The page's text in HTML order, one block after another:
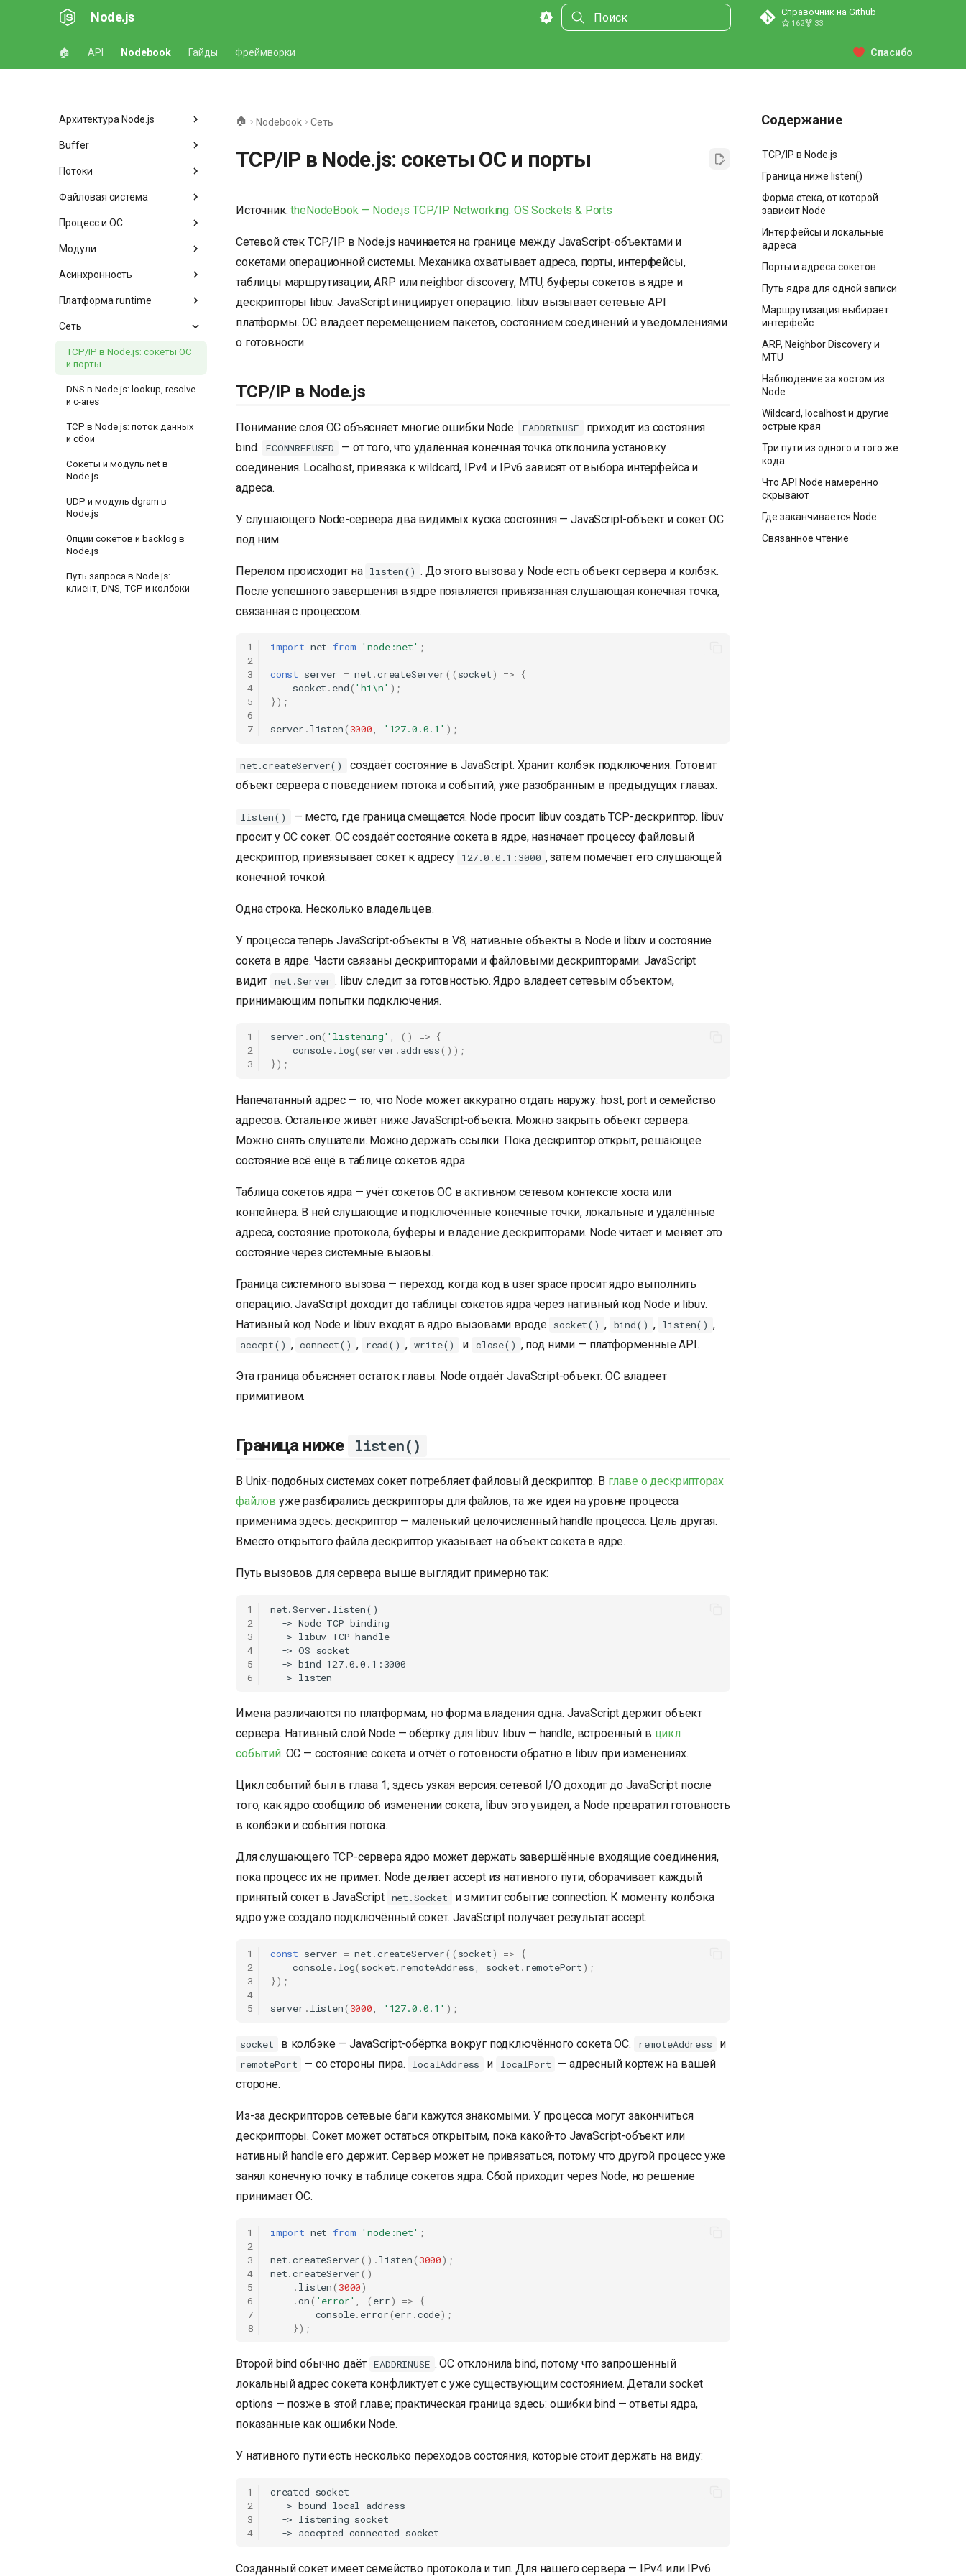
Node.js Справочник на Github
162 33
🏠 API Nodebook Гайды Фреймворки Спасибо
Архитектура Node.js
Buffer
Потоки
Файловая система
Процесс и ОС
Модули
Асинхронность
Платформа runtime
Сеть
TCP/IP в Node.js: сокеты ОС
и порты
DNS в Node.js: lookup, resolve
и c-ares
TCP в Node.js: поток данных
и сбои
Сокеты и модуль net в
Node.js
UDP и модуль dgram в
Node.js
Опции сокетов и backlog в
Node.js
Путь запроса в Node.js:
клиент, DNS, TCP и колбэки
Содержание
TCP/IP в Node.js
Граница ниже listen()
Форма стека, от которой
зависит Node
Интерфейсы и локальные
адреса
Порты и адреса сокетов
Путь ядра для одной записи
Маршрутизация выбирает
интерфейс
ARP, Neighbor Discovery и
MTU
Наблюдение за хостом из
Node
Wildcard, localhost и другие
острые края
Три пути из одного и того же
кода
Что API Node намеренно
скрывают
Где заканчивается Node
Связанное чтение
🏠 Nodebook Сеть
TCP/IP в Node.js: сокеты ОС и порты
Источник:theNodeBook — Node.js TCP/IP Networking: OS Sockets & Ports
Сетевой стек TCP/IP в Node.js начинается на границе между JavaScript-объектами и
сокетами операционной системы. Механика охватывает адреса, порты, интерфейсы,
таблицы маршрутизации, ARP или neighbor discovery, MTU, буферы сокетов в ядре и
дескрипторы libuv. JavaScript инициирует операцию. libuv вызывает сетевые API
платформы. ОС владеет перемещением пакетов, состоянием соединений и уведомлениями
о готовности.
TCP/IP в Node.js
Понимание слоя ОС объясняет многие ошибки Node. EADDRINUSE
приходит из состояния
bind.
ECONNREFUSED
— от того, что удалённая конечная точка отклонила установку
соединения. Localhost, привязка к wildcard, IPv4 и IPv6 зависят от выбора интерфейса и
адреса.
У слушающего Node-сервера два видимых куска состояния — JavaScript-объект и сокет ОС
под ним.
Перелом происходит на listen() . До этого вызова у Node есть объект сервера и колбэк.
После успешного завершения в ядре появляется привязанная слушающая конечная точка,
связанная с процессом.
1
2
3
4
5
6
7
import net from 'node:net' ;
const server = net .createServer(( socket) =>
{
socket . end( 'hi\n' );
});
server . listen( 3000, '127.0.0.1' );
net.createServer()
создаёт состояние в JavaScript. Хранит колбэк подключения. Готовит
объект сервера с поведением потока и событий, уже разобранным в предыдущих главах.
listen()
— место, где граница смещается. Node просит libuv создать TCP-дескриптор. libuv
просит у ОС сокет. ОС создаёт состояние сокета в ядре, назначает процессу файловый
дескриптор, привязывает сокет к адресу
127.0.0.1:3000 , затем помечает его слушающей
конечной точкой.
Одна строка. Несколько владельцев.
У процесса теперь JavaScript-объекты в V8, нативные объекты в Node и libuv и состояние
сокета в ядре. Части связаны дескрипторами и файловыми дескрипторами. JavaScript
видит net.Server . libuv следит за готовностью. Ядро владеет сетевым объектом,
принимающим попытки подключения.
1
2
3
server .on( 'listening' , () => {
console. log( server. address());
});
Напечатанный адрес — то, что Node может аккуратно отдать наружу: host, port и семейство
адресов. Остальное живёт ниже JavaScript-объекта. Можно закрыть объект сервера.
Можно снять слушатели. Можно держать ссылки. Пока дескриптор открыт, решающее
состояние всё ещё в таблице сокетов ядра.
Таблица сокетов ядра — учёт сокетов ОС в активном сетевом контексте хоста или
контейнера. В ней слушающие и подключённые конечные точки, локальные и удалённые
адреса, состояние протокола, буферы и владение дескрипторами. Node читает и меняет это
состояние через системные вызовы.
Граница системного вызова — переход, когда код в user space просит ядро выполнить
операцию. JavaScript доходит до таблицы сокетов ядра через нативный код Node и libuv.
Нативный код Node и libuv входят в ядро вызовами вроде socket() , bind() , listen() ,
accept() , connect() , read() , write() и close() , под ними — платформенные API.
Эта граница объясняет остаток главы. Node отдаёт JavaScript-объект. ОС владеет
примитивом.
Граница ниже listen()
В Unix-подобных системах сокет потребляет файловый дескриптор. В главе о дескрипторах
файлов уже разбирались дескрипторы для файлов; та же идея на уровне процесса
применима здесь: дескриптор — маленький целочисленный handle процесса. Цель другая.
Вместо открытого файла дескриптор указывает на объект сокета в ядре.
Путь вызовов для сервера выше выглядит примерно так:
1
2
3
4
5
6
net.Server.listen()
  -> Node TCP binding
  -> libuv TCP handle
  -> OS socket
  -> bind 127.0.0.1:3000
Имена различаются по платформам, но форма владения одна. JavaScript держит объект
сервера. Нативный слой Node — обёртку для libuv. libuv — handle, встроенный в цикл
событий. ОС — состояние сокета и отчёт о готовности обратно в libuv при изменениях.
Цикл событий был в глава 1; здесь узкая версия: сетевой I/O доходит до JavaScript после
того, как ядро сообщило об изменении сокета, libuv это увидел, а Node превратил готовность
в колбэки и события потока.
Для слушающего TCP-сервера ядро может держать завершённые входящие соединения,
пока процесс их не примет. Node делает accept из нативного пути, оборачивает каждый
принятый сокет в JavaScript net.Socket
и эмитит событие connection. К моменту колбэка
ядро уже создало подключённый сокет. JavaScript получает результат accept.
1
2
3
4
5
const server = net .createServer(( socket) =>
{
console. log( socket. remoteAddress, socket . remotePort);
});
server . listen( 3000, '127.0.0.1' );
socket в колбэке — JavaScript-обёртка вокруг подключённого сокета ОС. remoteAddress и
remotePort — со стороны пира. localAddress и localPort
— адресный кортеж на вашей
стороне.
Из-за дескрипторов сетевые баги кажутся знакомыми. У процесса могут закончиться
дескрипторы. Сокет может остаться открытым, пока какой-то JavaScript-объект или
нативный handle его держит. Сервер может не привязаться, потому что другой процесс уже
занял конечную точку в таблице сокетов ядра. Сбой приходит через Node, но решение
принимает ОС.
1
2
3
4
5
6
7
8
import net from 'node:net' ;
net.createServer(). listen( 3000);
net.createServer()
. listen( 3000)
.on( 'error' , ( err) =>
{
console. error(err .code);
});
Второй bind обычно даёт EADDRINUSE . ОС отклонила bind, потому что запрошенный
локальный адрес сокета конфликтует с уже существующим состоянием. Детали socket
options — позже в этой главе; практическая граница здесь: ошибки bind — ответы ядра,
показанные как ошибки Node.
У нативного пути есть несколько переходов состояния, которые стоит держать на виду:
1
2
3
4
created socket
  -> bound local address
  -> listening socket
Созданный сокет имеет семейство протокола и тип. Для нашего сервера — IPv4 или IPv6